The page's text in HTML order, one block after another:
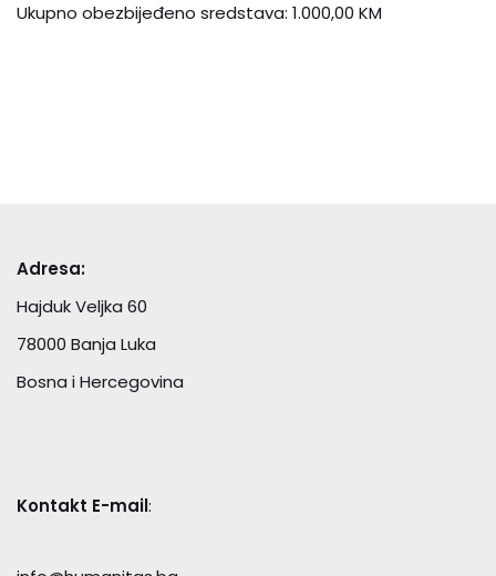
Ukupno obezbijeđeno sredstava: 1.000,00 KM
Adresa:
Hajduk Veljka 60
78000 Banja Luka
Bosna i Hercegovina
Kontakt E-mail: